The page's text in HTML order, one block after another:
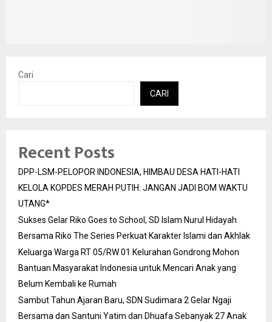
Cari
CARI
Recent Posts
DPP-LSM-PELOPOR INDONESIA, HIMBAU DESA HATI-HATI
KELOLA KOPDES MERAH PUTIH: JANGAN JADI BOM WAKTU
UTANG*
Sukses Gelar Riko Goes to School, SD Islam Nurul Hidayah
Bersama Riko The Series Perkuat Karakter Islami dan Akhlak
Keluarga Warga RT 05/RW 01 Kelurahan Gondrong Mohon
Bantuan Masyarakat Indonesia untuk Mencari Anak yang
Belum Kembali ke Rumah
Sambut Tahun Ajaran Baru, SDN Sudimara 2 Gelar Ngaji
Bersama dan Santuni Yatim dan Dhuafa Sebanyak 27 Anak